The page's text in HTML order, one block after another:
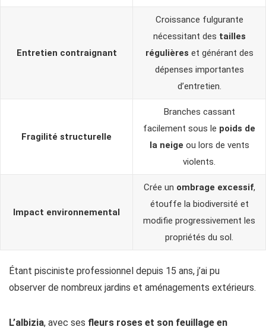
Entretien contraignant
Croissance fulgurante
nécessitant des tailles
régulières et générant des
dépenses importantes
d’entretien.
Fragilité structurelle
Branches cassant
facilement sous le poids de
la neige ou lors de vents
violents.
Impact environnemental
Crée un ombrage excessif,
étouffe la biodiversité et
modifie progressivement les
propriétés du sol.
Étant pisciniste professionnel depuis 15 ans, j’ai pu
observer de nombreux jardins et aménagements extérieurs.
L’albizia, avec ses fleurs roses et son feuillage en